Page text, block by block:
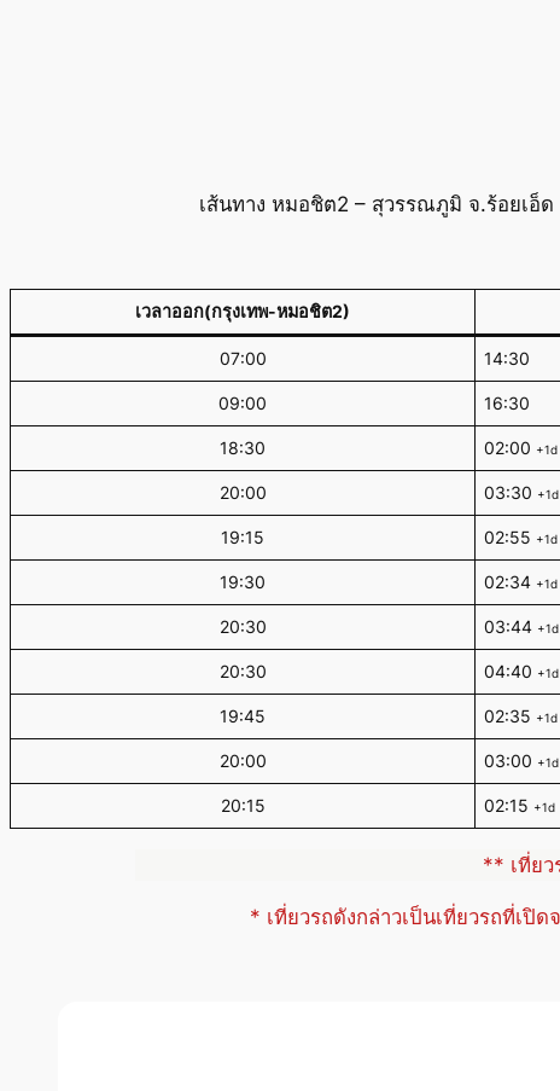
เส้นทาง หมอชิต2 – สุวรรณภูมิ จ.ร้อยเอ็
เวลาออก(กรุงเทพ-หมอชิต2)
07:00 14:30
09:00 16:30
18:30 02:00 +1d
20:00 03:30 +1d
19:15 02:55 +1d
19:30 02:34 +1d
20:30 03:44 +1d
20:30 04:40 +1d
19:45 02:35 +1d
20:00 03:00 +1d
20:15 02:15 +1d
** เที่ย
* เที่ยวรถดังกล่าวเป็นเที่ยวรถที่เปิ